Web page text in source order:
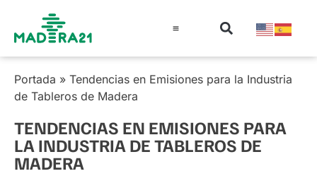
Portada » Tendencias en Emisiones para la Industria
de Tableros de Madera
TENDENCIAS EN EMISIONES PARA
LA INDUSTRIA DE TABLEROS DE
MADERA